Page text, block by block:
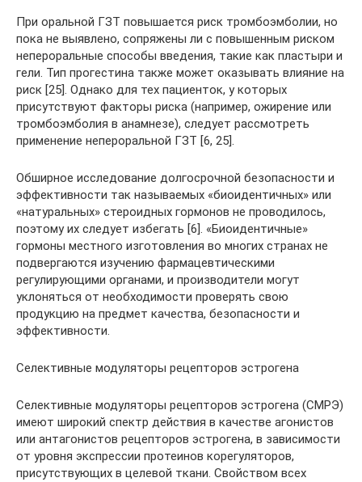
При оральной ГЗТ повышается риск тромбоэмболии, но
пока не выявлено, сопряжены ли с повышенным риском
непероральные способы введения, такие как пластыри и
гели. Тип прогестина также может оказывать влияние на
риск [25]. Однако для тех пациенток, у которых
присутствуют факторы риска (например, ожирение или
тромбоэмболия в анамнезе), следует рассмотреть
применение непероральной ГЗТ [6, 25].
Обширное исследование долгосрочной безопасности и
эффективности так называемых «биоидентичных» или
«натуральных» стероидных гормонов не проводилось,
поэтому их следует избегать [6]. «Биоидентичные»
гормоны местного изготовления во многих странах не
подвергаются изучению фармацевтическими
регулирующими органами, и производители могут
уклоняться от необходимости проверять свою
продукцию на предмет качества, безопасности и
эффективности.
Селективные модуляторы рецепторов эстрогена
Селективные модуляторы рецепторов эстрогена (СМРЭ)
имеют широкий спектр действия в качестве агонистов
или антагонистов рецепторов эстрогена, в зависимости
от уровня экспрессии протеинов корегуляторов,
присутствующих в целевой ткани. Свойством всех